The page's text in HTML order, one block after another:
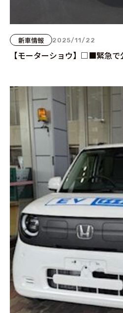
新車情報 2025/11/22
【モーターショウ】□■緊急で